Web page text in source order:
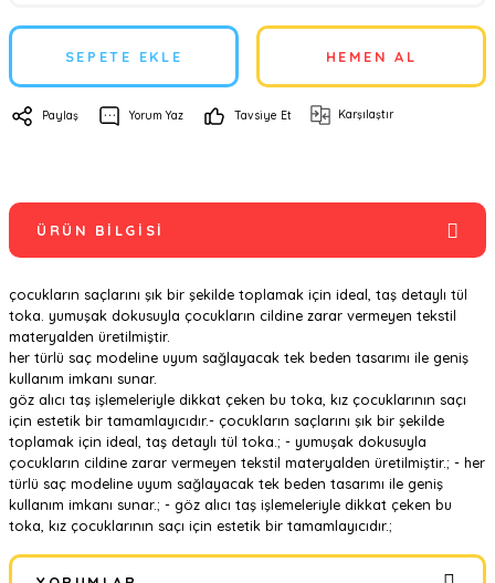
SEPETE EKLE HEMEN AL
Paylaş Yorum Yaz Tavsiye Et Karşılaştır
ÜRÜN BILGISI
çocukların saçlarını şık bir şekilde toplamak için ideal, taş detaylı tül
toka. yumuşak dokusuyla çocukların cildine zarar vermeyen tekstil
materyalden üretilmiştir.
her türlü saç modeline uyum sağlayacak tek beden tasarımı ile geniş
kullanım imkanı sunar.
göz alıcı taş işlemeleriyle dikkat çeken bu toka, kız çocuklarının saçı
için estetik bir tamamlayıcıdır.- çocukların saçlarını şık bir şekilde
toplamak için ideal, taş detaylı tül toka.; - yumuşak dokusuyla
çocukların cildine zarar vermeyen tekstil materyalden üretilmiştir.; - her
türlü saç modeline uyum sağlayacak tek beden tasarımı ile geniş
kullanım imkanı sunar.; - göz alıcı taş işlemeleriyle dikkat çeken bu
toka, kız çocuklarının saçı için estetik bir tamamlayıcıdır.;